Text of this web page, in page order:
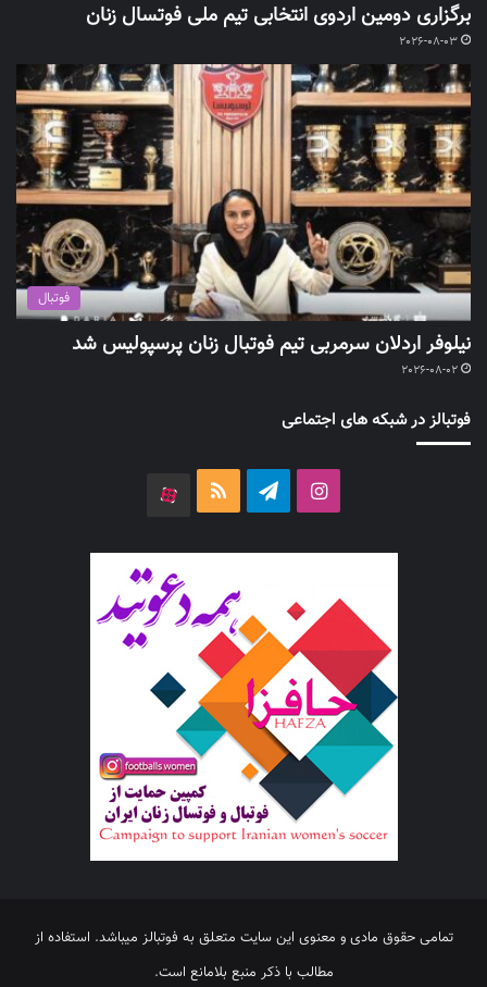
برگزاری دومین اردوی انتخابی تیم ملی فوتسال زنان
2026-08-03
فوتبال
نیلوفر اردلان سرمربی تیم فوتبال زنان پرسپولیس شد
2026-08-02
فوتبالز در شبکه های اجتماعی
اینستاگرامتلگرام خوراک
تمامی حقوق مادی و معنوی این سایت متعلق به فوتبالز میباشد. استفاده از
مطالب با ذکر منبع بلامانع است.